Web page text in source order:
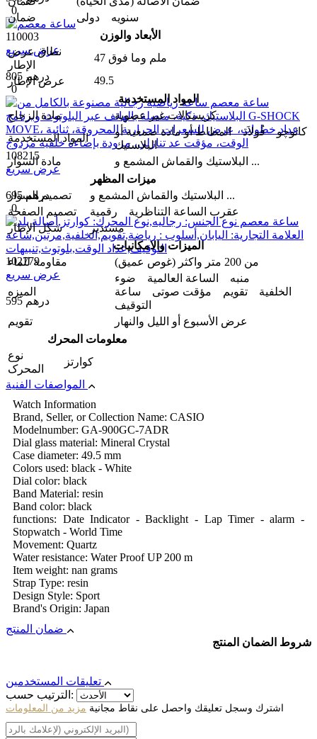
0
110003
عرض سريع
805 درهم
0
108215
عرض سريع
695 درهم
0
102779
عرض سريع
595 درهم
ضمان
سنویه دولی
الأبعاد والوزن
نطاق عرض
الإطار
47 ملم وما فوق
عرض الإطار
49.5
المواد المستخدمة
مادة الزجاج
كريستالات غير عضوية
المواد المستخدمة
کائوچو فُولاَذ المطاط أو مادة صمغية أو
البلاستيك
مادة السوار
البلاستيك والقماش المشمع و ...
ميزات المظهر
تصمیم السوار
البلاستيك والقماش المشمع و ...
تصميم الصفحة
عقرب الساعة التناظرية رقمية
شكل الإطار
مستدير
الميزات والامکانیات
مقاومة للماء
من 200 متر واکثر (غوص عميق)
المیزه
منبه الساعة العالمية ضوء
الخلفية تقويم مؤقت صوتی ساعة
التوقيف
تقويم
عرض الأسبوع أو الليل والنهار
معلومات المحرك
نوع
المحرک
كوارتز
Watch Information
Brand, Seller, or Collection Name: CASIO
Modelnumber: GA-900GC-7ADR
Dial glass material: Mineral Crystal
Case diameter: 49.5 mm
Colors used: black - White
Dial color: black
Band Material: resin
Band color: black
functions: Date Indicator - Backlight - Lap Timer - alarm -
Stopwatch - World Time
Movement: Quartz
Water resistance: Water Proof UP 200 m
Item weight: nan grams
Strap Type: resin
Design Style: Sport
Brand's Origin: Japan
شروط الضمان المنتج
الترتيب حسب:
اشترك وسجل تعليقك واحصل على نقاط مجانية مزيد من المعلومات